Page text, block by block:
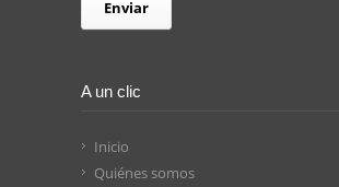
A un clic
Inicio
Quiénes somos